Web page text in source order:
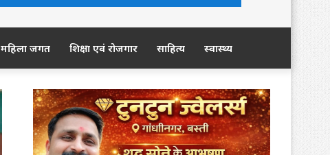
महिला जगत शिक्षा एवं रोजगार साहित्य स्वास्थ्य